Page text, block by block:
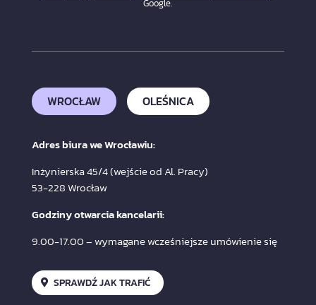
Google.
WROCŁAW OLEŚNICA
Adres biura we Wrocławiu:
Inżynierska 45/4 (wejście od Al. Pracy)
53-228 Wrocław
Godziny otwarcia kancelarii:
9.00-17.00 – wymagane wcześniejsze umówienie się
SPRAWDŹ JAK TRAFIĆ